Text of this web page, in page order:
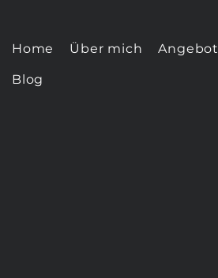
Home Über mich Angebot
Blog